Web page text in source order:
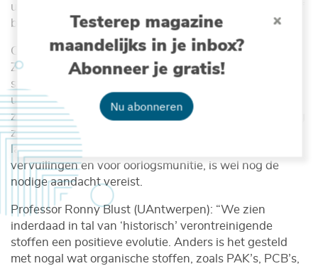
Testerep magazine
maandelijks in je inbox?
Abonneer je gratis!
Nu abonneren
uit strandtellingen van aangespoelde vogelkadavers of
bij controles vanuit de lucht.
Ook voor zware metalen oogt het plaatje positief.
Zowel van lood, kwik als van cadmium leidde een
sterke daling van het gebruik en de atmosferische
uitstoot tot substantieel lagere concentraties in
zeebodem, zeewater en mariene organismen. Vandaag
zijn de concentraties van vele zware metalen niet
langer alarmerend. Voor heel wat organische
vervuilingen en voor oorlogsmunitie, is wel nog de
nodige aandacht vereist.
Professor Ronny Blust (UAntwerpen): “We zien
inderdaad in tal van ‘historisch’ verontreinigende
stoffen een positieve evolutie. Anders is het gesteld
met nogal wat organische stoffen, zoals PAK’s, PCB’s,